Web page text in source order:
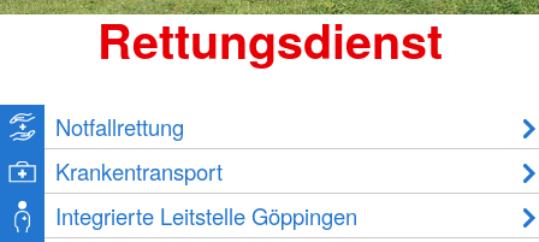
Rettungsdienst
Notfallrettung
Krankentransport
Integrierte Leitstelle Göppingen